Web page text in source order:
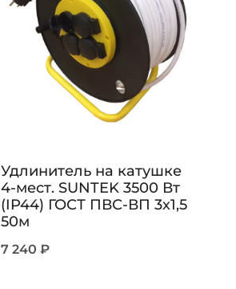
Удлинитель на катушке
4-мест. SUNTEK 3500 Вт
(IP44) ГОСТ ПВС-ВП 3х1,5
50м
7 240 ₽